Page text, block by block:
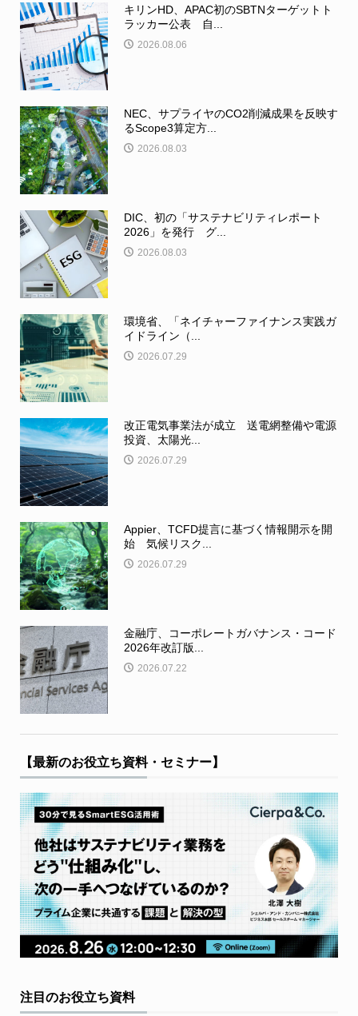
キリンHD、APAC初のSBTNターゲットト
ラッカー公表 自...
2026.08.06
NEC、サプライヤのCO2削減成果を反映す
るScope3算定方...
2026.08.03
DIC、初の「サステナビリティレポート
2026」を発行 グ...
2026.08.03
環境省、「ネイチャーファイナンス実践ガ
イドライン（...
2026.07.29
改正電気事業法が成立 送電網整備や電源
投資、太陽光...
2026.07.29
Appier、TCFD提言に基づく情報開示を開
始 気候リスク...
2026.07.29
金融庁、コーポレートガバナンス・コード
2026年改訂版...
2026.07.22
【最新のお役立ち資料・セミナー】
注目のお役立ち資料